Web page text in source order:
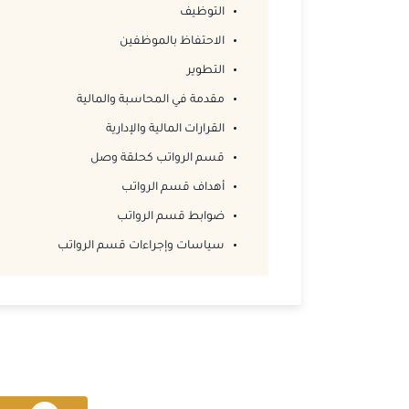
التوظيف
الاحتفاظ بالموظفين
التطوير
مقدمة في المحاسبة والمالية
القرارات المالية والإدارية
قسم الرواتب كحلقة وصل
أهداف قسم الرواتب
ضوابط قسم الرواتب
سياسات وإجراءات قسم الرواتب